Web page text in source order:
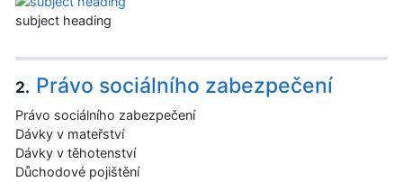
subject heading
2. Právo sociálního zabezpečení
Právo sociálního zabezpečení
Dávky v mateřství
Dávky v těhotenství
Důchodové pojištění